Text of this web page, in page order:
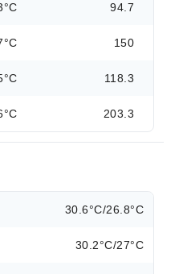
94.7
150
118.3
203.3
30.6°C/26.8°C
30.2°C/27°C